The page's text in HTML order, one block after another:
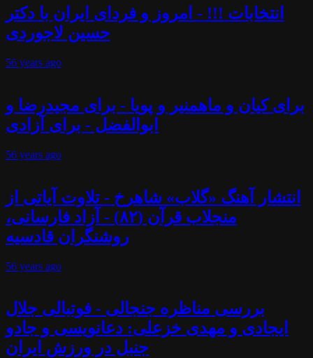
انتخابات !!! - امروز و فردای ایران با دکتر
حسین لاجوردی
56 years ago
برای کیان و ماهمنیر و پویا - برای مجیدرضا و
ابوالفضل - برای آزادی
56 years ago
انتشار آهنگ «گلاب» شاهرخ - تلاوت آیاتی از
منجلاب قرآن (۸۲) - آزاد فارسانی،
روشنگران قادسیه
56 years ago
بررسی مناظره جنجالی - فوتبالی جلال
ایجادی و مهدی خزعلی: دعانویسی و جادو
جنبل در ورزش ایران